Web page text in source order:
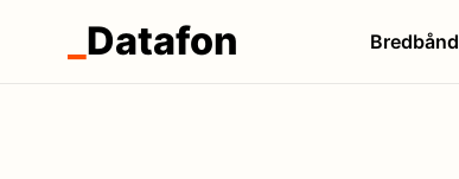
Datafon Bredbånd